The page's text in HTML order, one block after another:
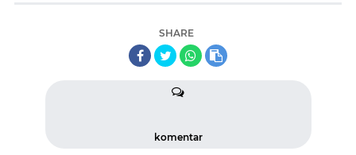
SHARE
komentar